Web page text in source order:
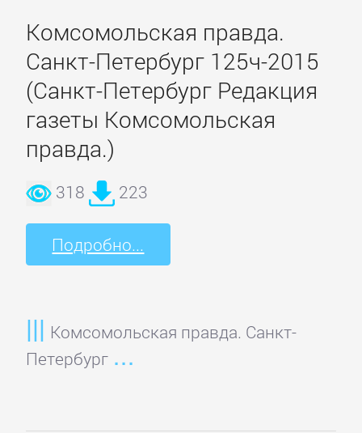
Комсомольская правда.
Санкт-Петербург 125ч-2015
(Санкт-Петербург Редакция
газеты Комсомольская
правда.)
318 223
Подробно...
Комсомольская правда. Санкт-
Петербург
Программы
ЛЮБОВНЫЕ
РОМАНЫ
Зарубежные
романы
любовные
романы